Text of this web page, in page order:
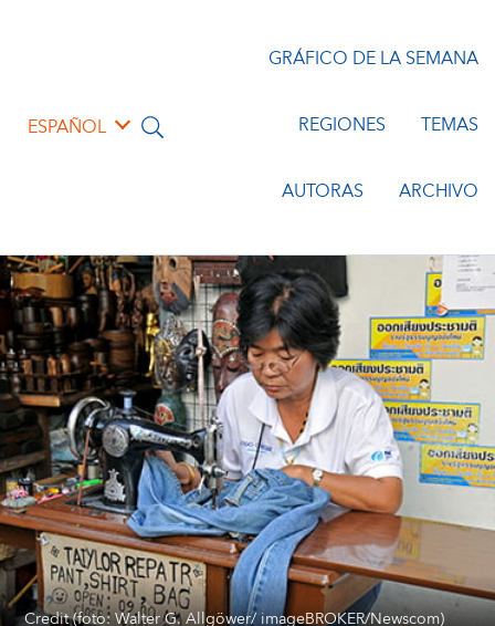
ESPAÑOL
GRÁFICO DE LA SEMANA
REGIONES TEMAS
AUTORAS ARCHIVO
Credit (foto: Walter G. Allgöwer/ imageBROKER/Newscom)